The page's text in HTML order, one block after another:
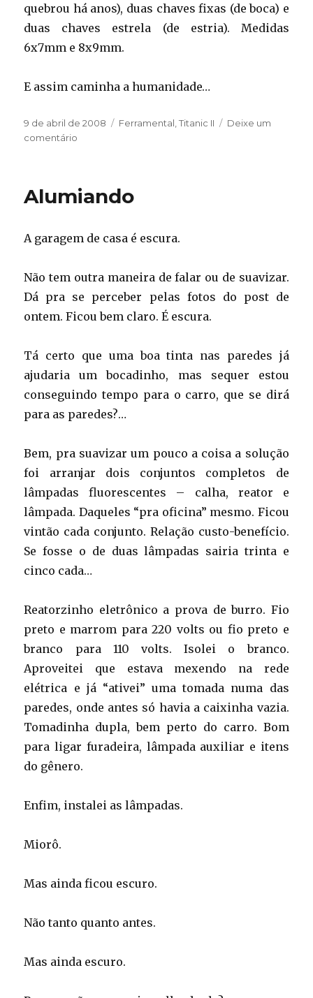
quebrou há anos), duas chaves fixas (de boca) e
duas chaves estrela (de estria). Medidas
6x7mm e 8x9mm.
E assim caminha a humanidade…
Publicado
em
9 de abril de 2008 Categorias
Ferramental ,Titanic II
Deixe um
comentário
Alumiando
A garagem de casa é escura.
Não tem outra maneira de falar ou de suavizar.
Dá pra se perceber pelas fotos do post de
ontem. Ficou bem claro. É escura.
Tá certo que uma boa tinta nas paredes já
ajudaria um bocadinho, mas sequer estou
conseguindo tempo para o carro, que se dirá
para as paredes?…
Bem, pra suavizar um pouco a coisa a solução
foi arranjar dois conjuntos completos de
lâmpadas fluorescentes – calha, reator e
lâmpada. Daqueles “pra oficina” mesmo. Ficou
vintão cada conjunto. Relação custo-benefício.
Se fosse o de duas lâmpadas sairia trinta e
cinco cada…
Reatorzinho eletrônico a prova de burro. Fio
preto e marrom para 220 volts ou fio preto e
branco para 110 volts. Isolei o branco.
Aproveitei que estava mexendo na rede
elétrica e já “ativei” uma tomada numa das
paredes, onde antes só havia a caixinha vazia.
Tomadinha dupla, bem perto do carro. Bom
para ligar furadeira, lâmpada auxiliar e itens
do gênero.
Enfim, instalei as lâmpadas.
Miorô.
Mas ainda ficou escuro.
Não tanto quanto antes.
Mas ainda escuro.